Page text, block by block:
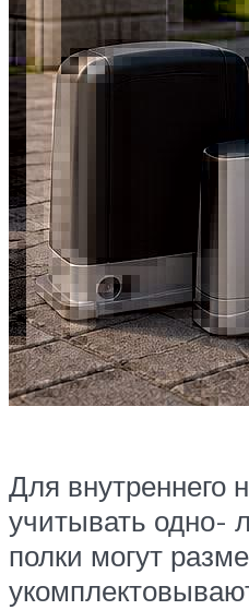
Для внутреннего
учитывать одно-
полки могут